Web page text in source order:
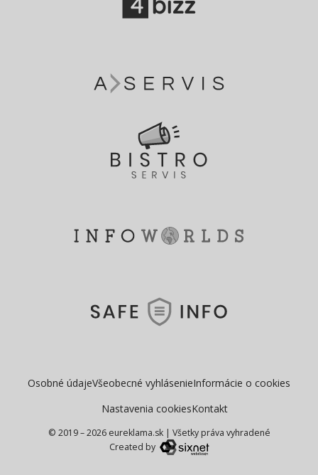
Osobné údajeVšeobecné vyhlásenieInformácie o cookies
Nastavenia cookiesKontakt
© 2019 – 2026 eureklama.sk| Všetky práva vyhradené
Created by